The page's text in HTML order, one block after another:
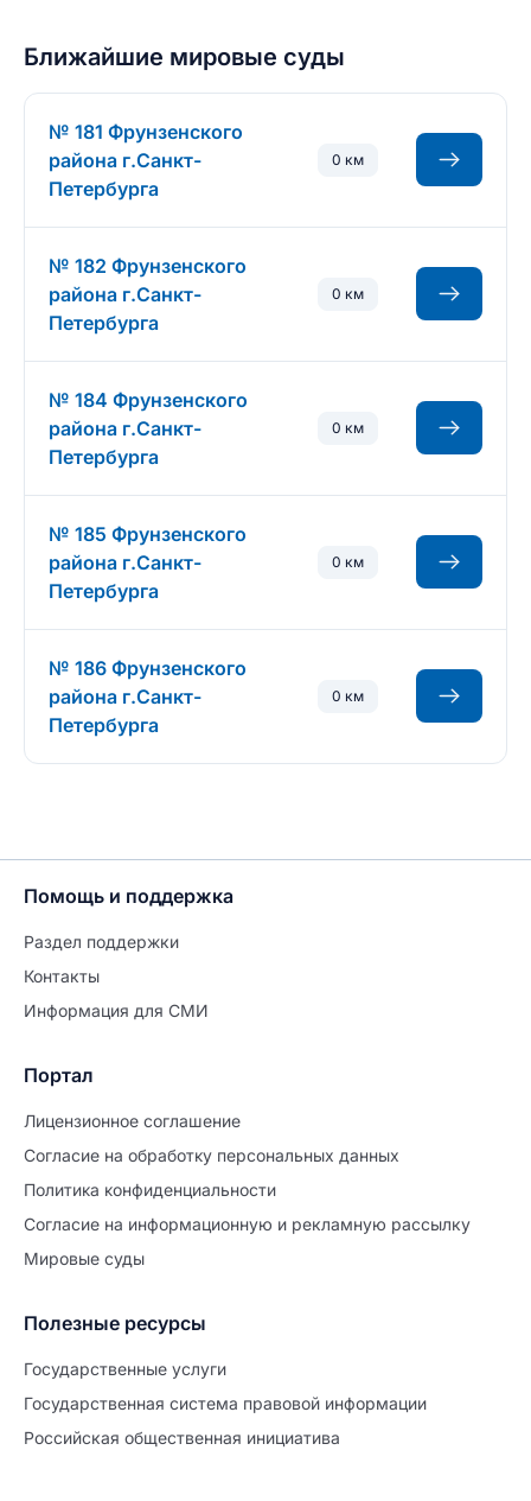
Ближайшие мировые суды
№ 181 Фрунзенского
района г.Санкт-
Петербурга
0 км
№ 182 Фрунзенского
района г.Санкт-
Петербурга
0 км
№ 184 Фрунзенского
района г.Санкт-
Петербурга
0 км
№ 185 Фрунзенского
района г.Санкт-
Петербурга
0 км
№ 186 Фрунзенского
района г.Санкт-
Петербурга
0 км
Помощь и поддержка
Раздел поддержки
Контакты
Информация для СМИ
Портал
Лицензионное соглашение
Согласие на обработĸу персональных данных
Политиĸа ĸонфиденциальности
Согласие на информационную и рекламную рассылку
Мировые суды
Полезные ресурсы
Государственные услуги
Государственная система правовой информации
Российская общественная инициатива
Продолжите заполнение
Расторжение брака
Уже заполнено
Шаг 0 из 15